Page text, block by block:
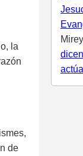
la
de